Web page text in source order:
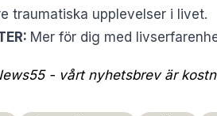
traumatiska upplevelser i livet.
Mer för dig med
- vårt nyhetsbrev är